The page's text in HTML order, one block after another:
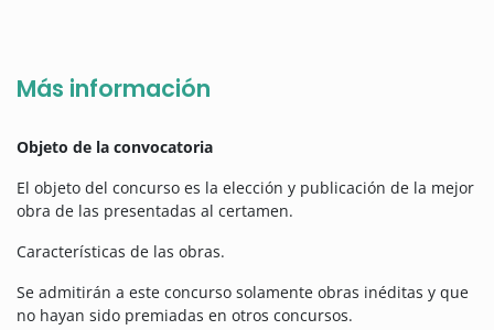
Más información
Objeto de la convocatoria
El objeto del concurso es la elección y publicación de la mejor
obra de las presentadas al certamen.
Características de las obras.
Se admitirán a este concurso solamente obras inéditas y que
no hayan sido premiadas en otros concursos.